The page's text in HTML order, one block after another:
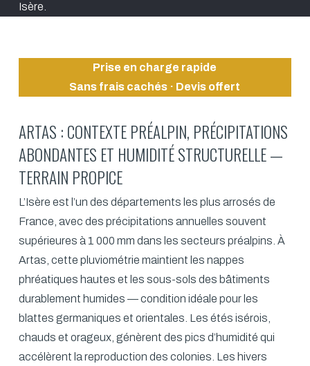
Isère.
Prise en charge rapide
Sans frais cachés · Devis offert
ARTAS : CONTEXTE PRÉALPIN, PRÉCIPITATIONS
ABONDANTES ET HUMIDITÉ STRUCTURELLE —
TERRAIN PROPICE
L’Isère est l’un des départements les plus arrosés de
France, avec des précipitations annuelles souvent
supérieures à 1 000 mm dans les secteurs préalpins. À
Artas, cette pluviométrie maintient les nappes
phréatiques hautes et les sous-sols des bâtiments
durablement humides — condition idéale pour les
blattes germaniques et orientales. Les étés isérois,
chauds et orageux, génèrent des pics d’humidité qui
accélèrent la reproduction des colonies. Les hivers